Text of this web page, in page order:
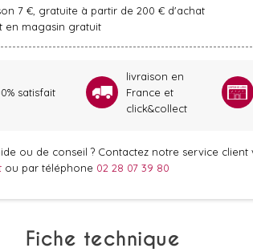
7 €, gratuite à partir de 200 € d'achat
en magasin gratuit
satisfait
livraison en
France et
click&collect
ou de conseil ? Contactez notre service client
ou par téléphone 02 28 07 39 80
Fiche technique